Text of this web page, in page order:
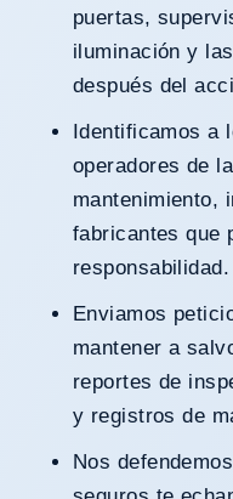
puertas,
iluminación y
después del
Identificamos a los dueños de la propiedad,
operadores de
mantenimiento,
fabricantes que
responsabilidad.
Enviamos peticiones tempranas para
mantener a
reportes de
y registros de
Nos defendemos cuando las compañías de